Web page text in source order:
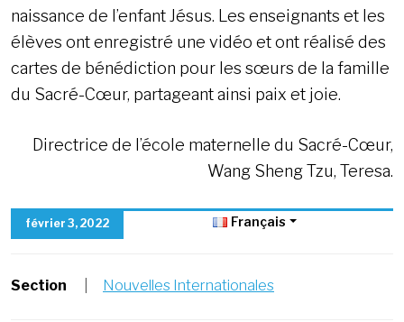
naissance de l’enfant Jésus. Les enseignants et les
élèves ont enregistré une vidéo et ont réalisé des
cartes de bénédiction pour les sœurs de la famille
du Sacré-Cœur, partageant ainsi paix et joie.
Directrice de l’école maternelle du Sacré-Cœur,
Wang Sheng Tzu, Teresa.
février 3, 2022 Français
Section Nouvelles Internationales